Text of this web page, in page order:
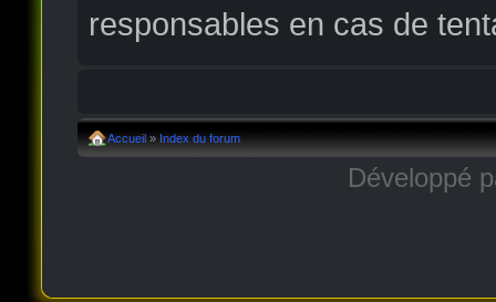
responsables en cas de
Accueil » Index du forum
Développé